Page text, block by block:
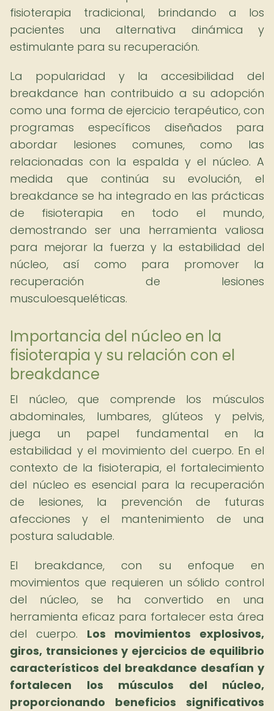
fisioterapia tradicional, brindando a los
pacientes una alternativa dinámica y
estimulante para su recuperación.
La popularidad y la accesibilidad del
breakdance han contribuido a su adopción
como una forma de ejercicio terapéutico, con
programas específicos diseñados para
abordar lesiones comunes, como las
relacionadas con la espalda y el núcleo. A
medida que continúa su evolución, el
breakdance se ha integrado en las prácticas
de fisioterapia en todo el mundo,
demostrando ser una herramienta valiosa
para mejorar la fuerza y la estabilidad del
núcleo, así como para promover la
recuperación de lesiones
musculoesqueléticas.
Importancia del núcleo en la
fisioterapia y su relación con el
breakdance
El núcleo, que comprende los músculos
abdominales, lumbares, glúteos y pelvis,
juega un papel fundamental en la
estabilidad y el movimiento del cuerpo. En el
contexto de la fisioterapia, el fortalecimiento
del núcleo es esencial para la recuperación
de lesiones, la prevención de futuras
afecciones y el mantenimiento de una
postura saludable.
El breakdance, con su enfoque en
movimientos que requieren un sólido control
del núcleo, se ha convertido en una
herramienta eficaz para fortalecer esta área
del cuerpo. Los movimientos explosivos,
giros, transiciones y ejercicios de equilibrio
característicos del breakdance desafían y
fortalecen los músculos del núcleo,
proporcionando beneficios significativos